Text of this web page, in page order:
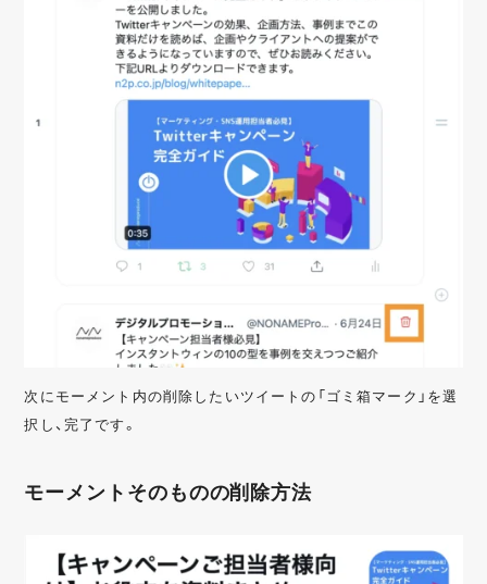
次にモーメント内の削除したいツイートの「ゴミ箱マーク」を選
択し、完了です。
モーメントそのものの削除方法